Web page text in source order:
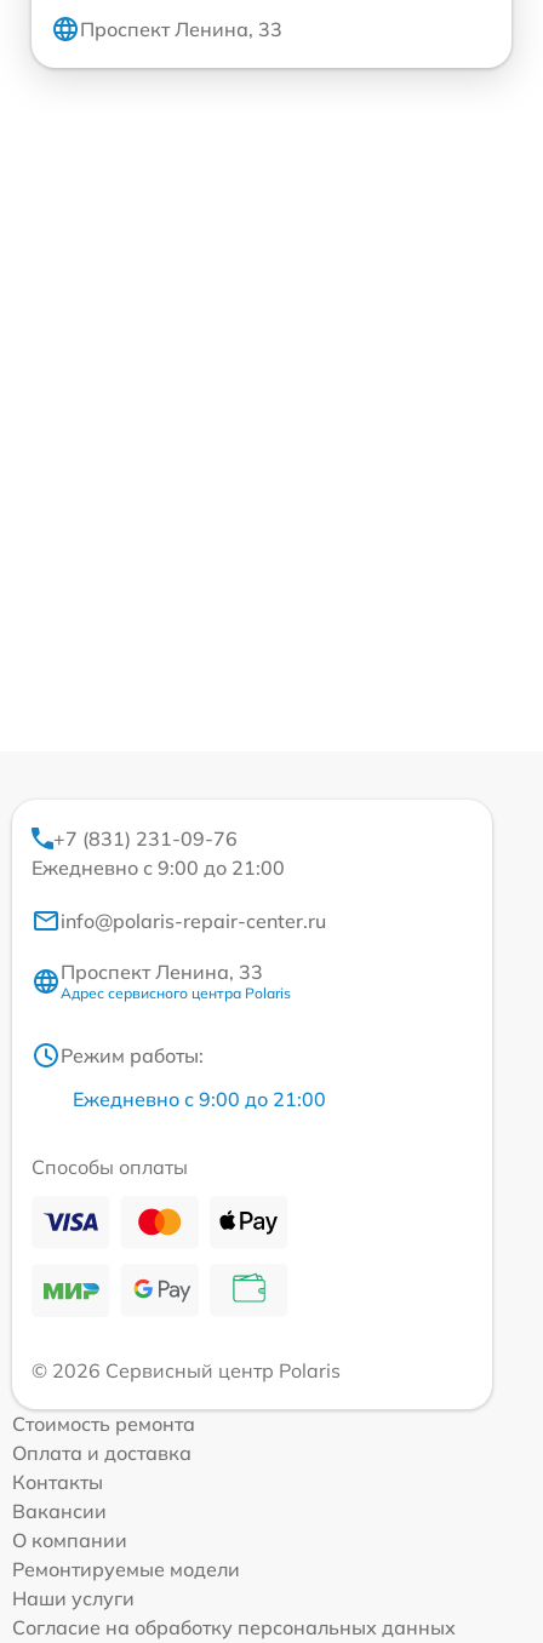
Проспект Ленина, 33
+7 (831) 231-09-76
Ежедневно с 9:00 до 21:00
info@polaris-repair-center.ru
Проспект Ленина, 33
Адрес сервисного центра Polaris
Режим работы:
Ежедневно с 9:00 до 21:00
Способы оплаты
© 2026 Сервисный центр Polaris
Стоимость ремонта
Оплата и доставка
Контакты
Вакансии
О компании
Ремонтируемые модели
Наши услуги
Согласие на обработку персональных данных